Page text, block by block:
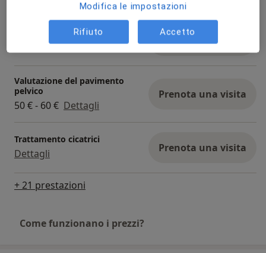
Visita di controllo
Dettagli Prenota una visita
Valutazione del pavimento
pelvico
50 € - 60 € Dettagli
Prenota una visita
Trattamento cicatrici
Dettagli Prenota una visita
+ 21 prestazioni
Come funzionano i prezzi?
Modifica le impostazioni
Rifiuto Accetto